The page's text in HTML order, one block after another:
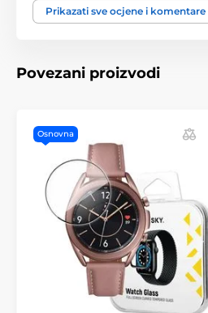
Prikazati sve ocjene i komentare
Povezani proizvodi
Osnovna